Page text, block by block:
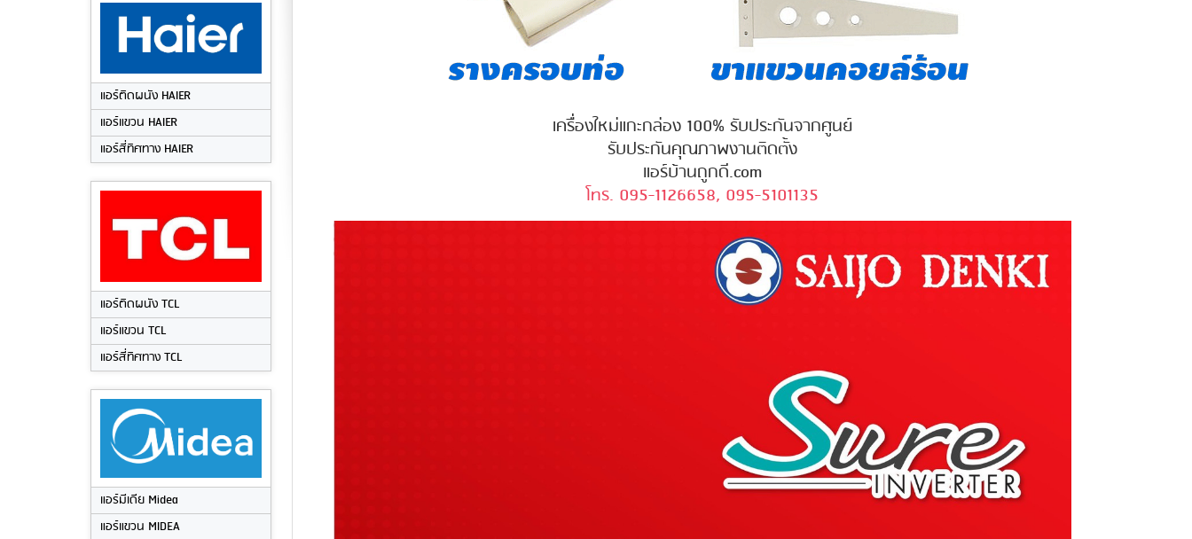
แอร์ติดผนัง HAIER
แอร์แขวน HAIER
แอร์สี่ทิศทาง HAIER
แอร์ติดผนัง TCL
แอร์แขวน TCL
แอร์สี่ทิศทาง TCL
แอร์มีเดีย Midea
แอร์แขวน MIDEA
เครื่องใหม่แกะกล่อง 100% รับประกันจากศูนย์
รับประกันคุณภาพงานติดตั้ง
แอร์บ้านถูกดี.com
โทร. 095-1126658, 095-5101135